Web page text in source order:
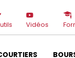
Vidéos